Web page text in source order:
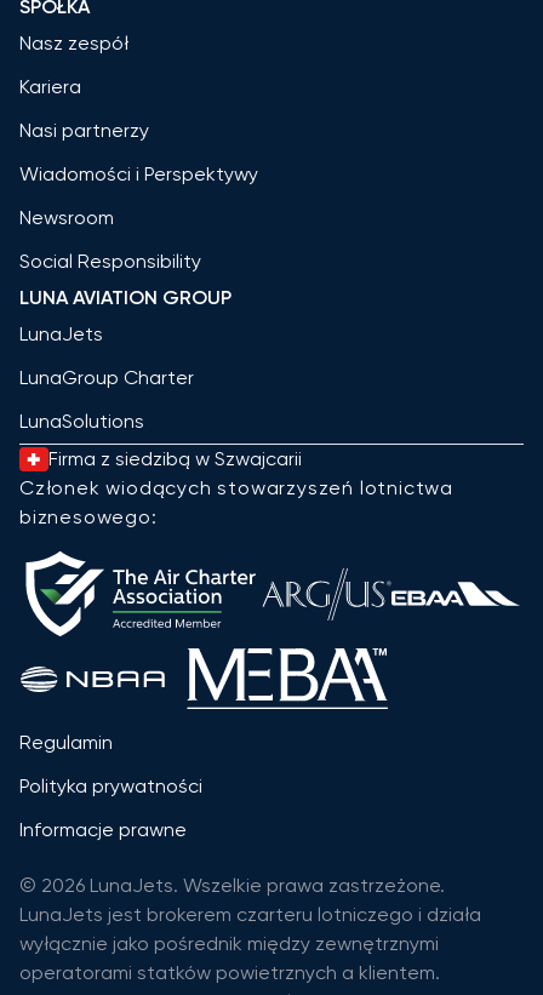
SPÓŁKA
Nasz zespół
Kariera
Nasi partnerzy
Wiadomości i Perspektywy
Newsroom
Social Responsibility
LUNA AVIATION GROUP
LunaJets
LunaGroup Charter
LunaSolutions
Firma z siedzibą w Szwajcarii
Członek wiodących stowarzyszeń lotnictwa
biznesowego:
Regulamin
Polityka prywatności
Informacje prawne
© 2026 LunaJets. Wszelkie prawa zastrzeżone.
LunaJets jest brokerem czarteru lotniczego i działa
wyłącznie jako pośrednik między zewnętrznymi
operatorami statków powietrznych a klientem.